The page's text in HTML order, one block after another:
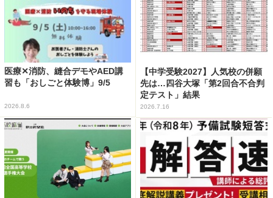
医療✕消防、縫合デモやAED講
習も「おしごと体験博」9/5
2026.8.6
【中学受験2027】人気校の併願
先は…四谷大塚「第2回合不合判
定テスト」結果
2026.7.16